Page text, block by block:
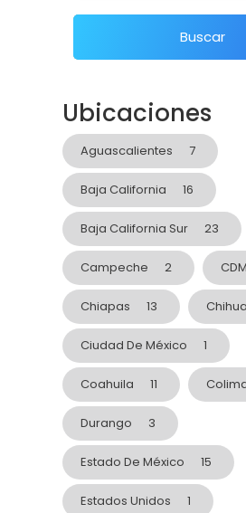
Buscar
Ubicaciones
Aguascalientes 7
Baja California 16
Baja California Sur 23
Campeche 2
Chiapas 13
Ciudad De México 1
Coahuila 11
Durango 3
Estado De México 15
Estados Unidos 1